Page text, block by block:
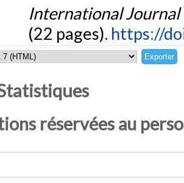
International Journal
(22 pages). https://
réservées au